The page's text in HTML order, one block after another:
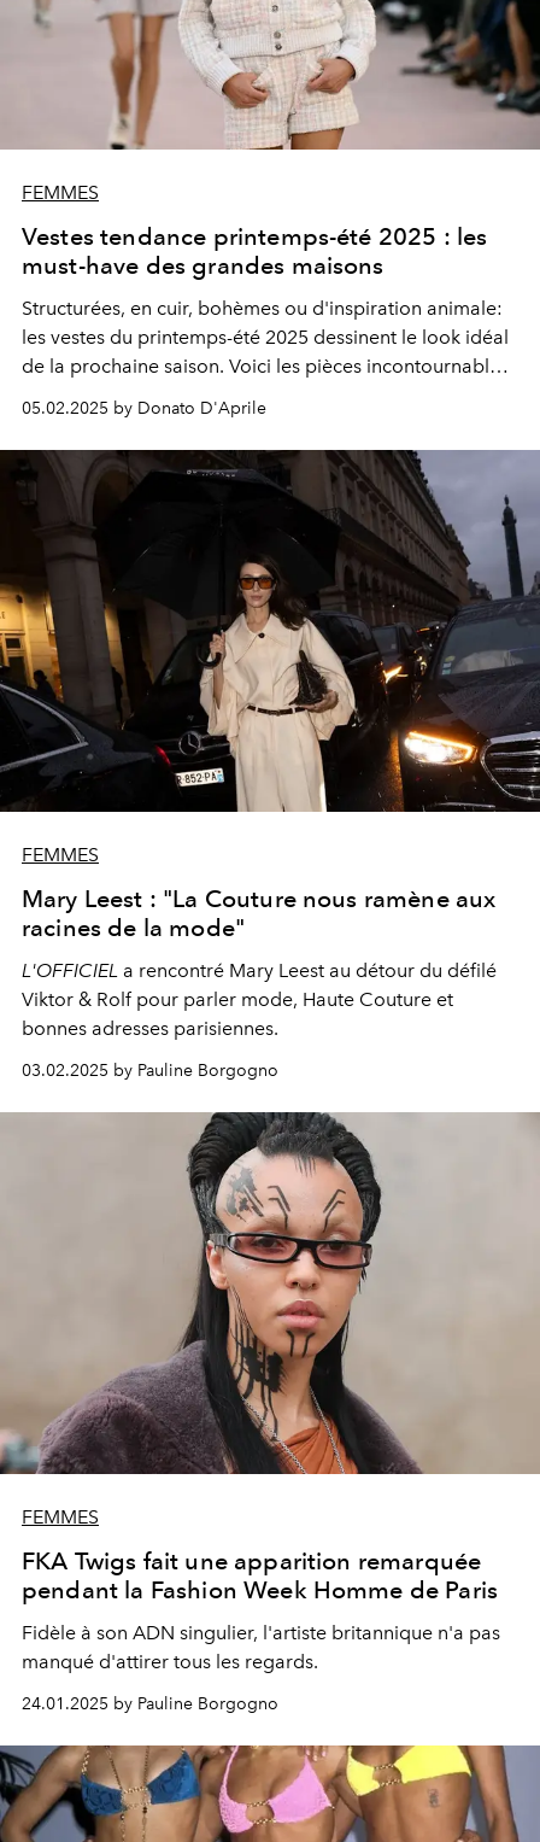
FEMMES
Vestes tendance printemps-été 2025 : les
must-have des grandes maisons
Structurées, en cuir, bohèmes ou d'inspiration animale:
les vestes du printemps-été 2025 dessinent le look idéal
de la prochaine saison. Voici les pièces incontournables
signées Prada, Loewe, Miu Miu, Chanel, Saint Laurent et
toutes les maisons de mode les plus en vue du moment.
05.02.2025 by Donato D'Aprile
FEMMES
Mary Leest : "La Couture nous ramène aux
racines de la mode"
L'OFFICIEL a rencontré Mary Leest au détour du défilé
Viktor & Rolf pour parler mode, Haute Couture et
bonnes adresses parisiennes.
03.02.2025 by Pauline Borgogno
FEMMES
FKA Twigs fait une apparition remarquée
pendant la Fashion Week Homme de Paris
Fidèle à son ADN singulier, l'artiste britannique n'a pas
manqué d'attirer tous les regards.
24.01.2025 by Pauline Borgogno